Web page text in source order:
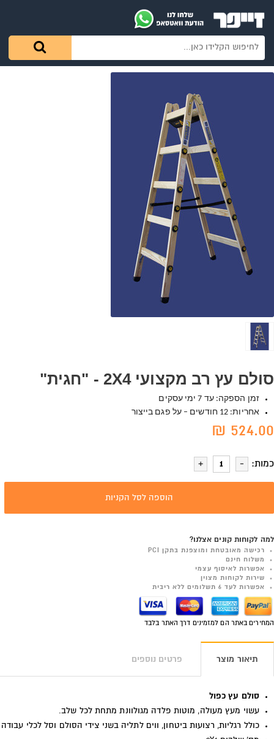
סולם עץ רב מקצועי 2X4 - "חגית"
זמן הספקה: עד 7 ימי עסקים
אחריות: 12 חודשים – על פגם בייצור
524.00 ₪
כמות:
הוספה לסל הקניות
למה לקוחות קונים אצלנו?
רכישה מאובטחת ומוצפנת בתקן PCI
משלוח חינם
אפשרות לאיסוף עצמי
שירות לקוחות מצוין
אפשרות לעד 6 תשלומים ללא ריבית
המחירים באתר הם למזמינים דרך האתר בלבד
תיאור מוצר פרטים נוספים
סולם עץ כפול
עשוי מעץ מעולה, מוטות פלדה מגולוונת מתחת לכל שלב.
כולל רגליות, רצועות ביטחון, ווים לתליה בשני צידי הסולם וסל לכלי עבודה